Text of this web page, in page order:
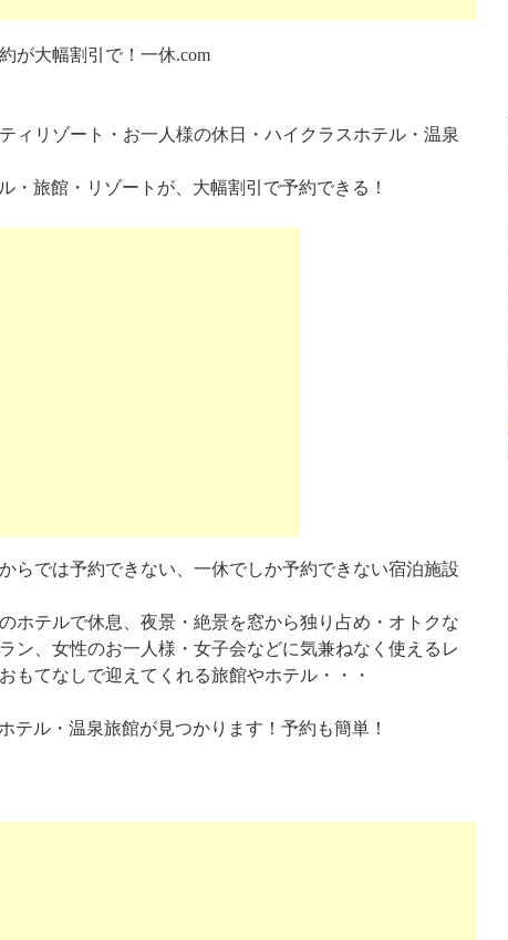
が大幅割引で！一休.com
ィリゾート・お一人様の休日・ハイクラスホテル・温泉
・旅館・リゾートが、大幅割引で予約できる！
らでは予約できない、一休でしか予約できない宿泊施設
ホテルで休息、夜景・絶景を窓から独り占め・オトクな
ン、女性のお一人様・女子会などに気兼ねなく使えるレ
もてなしで迎えてくれる旅館やホテル・・・
テル・温泉旅館が見つかります！予約も簡単！